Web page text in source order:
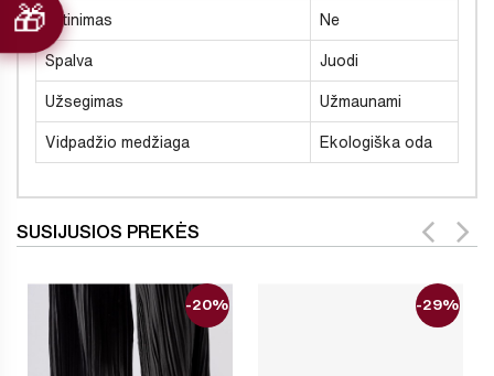
Šiltinimas Ne
Spalva Juodi
Užsegimas Užmaunami
Vidpadžio medžiaga Ekologiška oda
SUSIJUSIOS PREKĖS
-20% -29%